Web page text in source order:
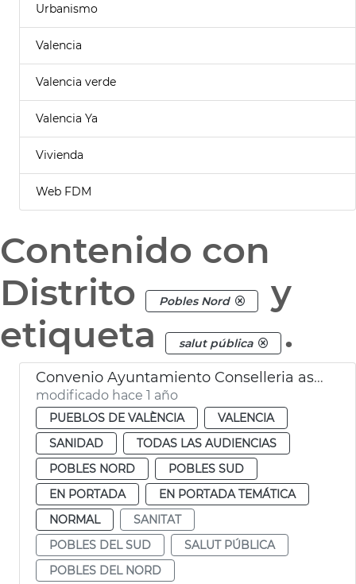
Urbanismo
Valencia
Valencia verde
Valencia Ya
Vivienda
Web FDM
Contenido con
Distrito
Pobles Nord
y
etiqueta
salut pública .
Convenio Ayuntamiento Conselleria asistencia médica pedanías València
modificado hace 1 año
PUEBLOS DE VALÈNCIA
VALENCIA
SANIDAD
TODAS LAS AUDIENCIAS
POBLES NORD
POBLES SUD
EN PORTADA
EN PORTADA TEMÁTICA
NORMAL
SANITAT
POBLES DEL SUD
SALUT PÚBLICA
POBLES DEL NORD